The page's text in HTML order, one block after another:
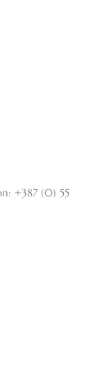
+387 (0) 55